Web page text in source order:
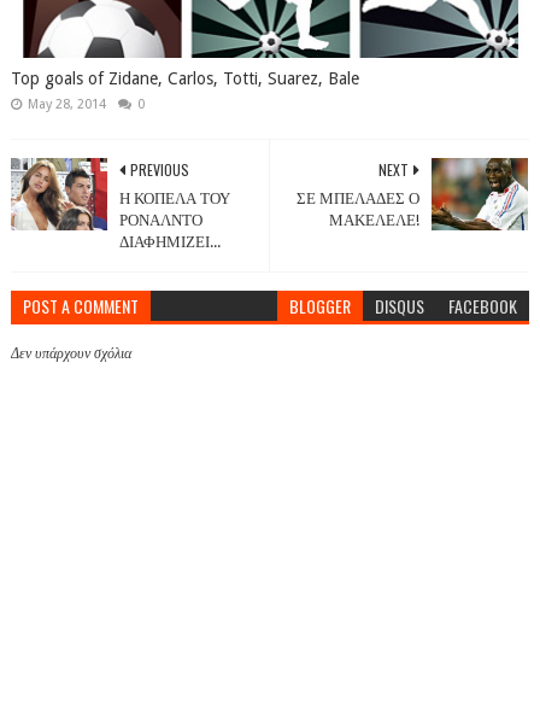
Top goals of Zidane, Carlos, Totti, Suarez, Bale
May 28, 2014 0
NEXT
ΣΕ ΜΠΕΛΑΔΕΣ Ο
ΜΑΚΕΛΕΛΕ!
PREVIOUS
Η ΚΟΠΕΛΑ ΤΟΥ
ΡΟΝΑΛΝΤΟ
ΔΙΑΦΗΜΙΖΕΙ...
POST A COMMENT BLOGGER DISQUS FACEBOOK
Δεν υπάρχουν σχόλια